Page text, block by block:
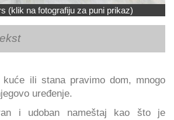
(klik na fotografiju za puni prikaz)
ili stana pravimo dom, mnogo
uređenje.
i udoban nameštaj kao što je